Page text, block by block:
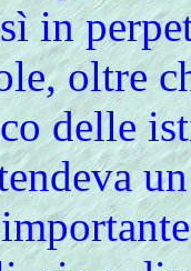
in
oltre
delle